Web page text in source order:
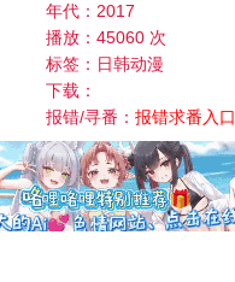
年代：2017
播放：45060 次
标签：日韩动漫
下载：
报错/寻番：报错求番入口